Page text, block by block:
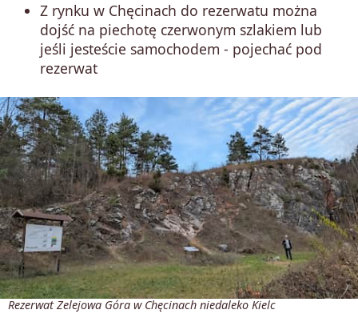
Z rynku w Chęcinach do rezerwatu można
dojść na piechotę czerwonym szlakiem lub
jeśli jesteście samochodem - pojechać pod
rezerwat
Rezerwat Zelejowa Góra w Chęcinach niedaleko Kielc